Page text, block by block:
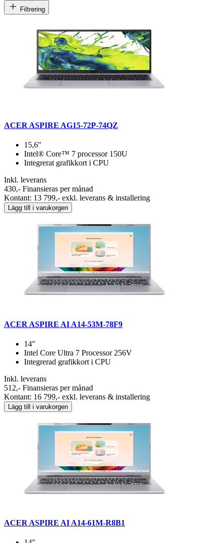
Filtrering
ACER ASPIRE AG15-72P-74QZ
15,6"
Intel® Core™ 7 processor 150U
Integrerat grafikkort i CPU
Inkl. leverans
430,- Finansieras per månad
Kontant: 13 799,- exkl. leverans & installering
Lägg till i varukorgen
ACER ASPIRE AI A14-53M-78F9
14"
Intel Core Ultra 7 Processor 256V
Integrerad grafikkort i CPU
Inkl. leverans
512,- Finansieras per månad
Kontant: 16 799,- exkl. leverans & installering
Lägg till i varukorgen
ACER ASPIRE AI A14-61M-R8B1